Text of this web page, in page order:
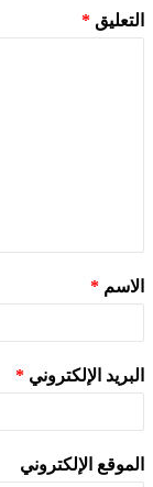
التعليق *
الاسم *
البريد الإلكتروني *
الموقع الإلكتروني